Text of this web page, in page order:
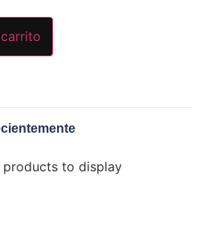
to display